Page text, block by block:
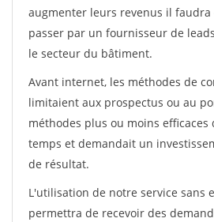
augmenter leurs revenus il
passer par un fournisseur de
le secteur du bâtiment.
Avant internet, les méthodes de
limitaient aux prospectus ou au
méthodes plus ou moins
temps et demandait un
de résultat.
L'utilisation de notre service sans
permettra de recevoir des